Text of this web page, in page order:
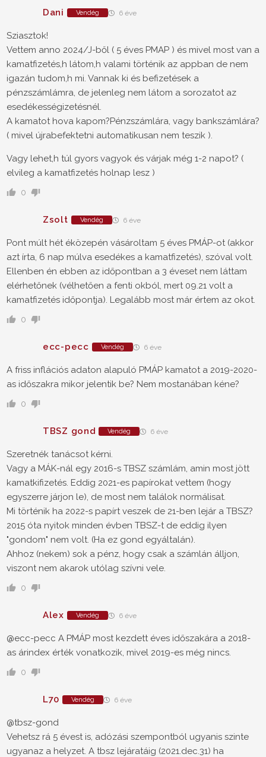
Dani Vendég 6 éve
Sziasztok!
Vettem anno 2024/J-ből ( 5 éves PMAP ) és mivel most van a
kamatfizetés,h látom,h valami történik az appban de nem
igazán tudom,h mi. Vannak ki és befizetések a
pénzszámlámra, de jelenleg nem látom a sorozatot az
esedékességizetésnél.
A kamatot hova kapom?Pénzszámlára, vagy bankszámlára?
( mivel újrabefektetni automatikusan nem teszik ).
Vagy lehet,h túl gyors vagyok és várjak még 1-2 napot? (
elvileg a kamatfizetés holnap lesz )
0
Zsolt Vendég 6 éve
Pont múlt hét éközepén vásároltam 5 éves PMÁP-ot (akkor
azt írta, 6 nap múlva esedékes a kamatfizetés), szóval volt.
Ellenben én ebben az időpontban a 3 éveset nem láttam
elérhetőnek (vélhetően a fenti okból, mert 09.21 volt a
kamatfizetés időpontja). Legalább most már értem az okot.
0
ecc-pecc Vendég 6 éve
A friss inflációs adaton alapuló PMÁP kamatot a 2019-2020-
as időszakra mikor jelentik be? Nem mostanában kéne?
0
TBSZ gond Vendég 6 éve
Szeretnék tanácsot kérni.
Vagy a MÁK-nál egy 2016-s TBSZ számlám, amin most jött
kamatkifizetés. Eddig 2021-es papírokat vettem (hogy
egyszerre járjon le), de most nem találok normálisat.
Mi történik ha 2022-s papírt veszek de 21-ben lejár a TBSZ?
2015 óta nyitok minden évben TBSZ-t de eddig ilyen
"gondom" nem volt. (Ha ez gond egyáltalán).
Ahhoz (nekem) sok a pénz, hogy csak a számlán álljon,
viszont nem akarok utólag szívni vele.
0
Alex Vendég 6 éve
@ecc-pecc A PMÁP most kezdett éves időszakára a 2018-
as árindex érték vonatkozik, mivel 2019-es még nincs.
0
L70 Vendég 6 éve
@tbsz-gond
Vehetsz rá 5 évest is, adózási szempontból ugyanis szinte
ugyanaz a helyzet. A tbsz lejáratáig (2021.dec.31) ha